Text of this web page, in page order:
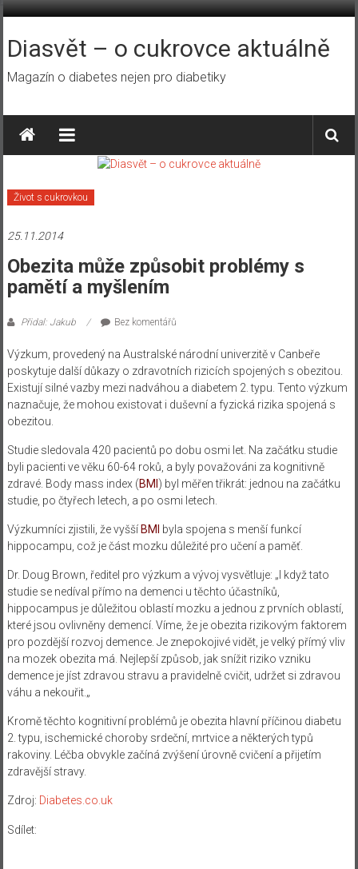
Přeskočit
obsah
Diasvět – o cukrovce aktuálně
Magazín o diabetes nejen pro diabetiky
Život s cukrovkou
25.11.2014
Obezita může způsobit problémy s
pamětí a myšlením
Přidal: Jakub Bez komentářů
Výzkum, provedený na Australské národní univerzitě v Canbeře
poskytuje další důkazy o zdravotních rizicích spojených s obezitou
Existují silnévazby mezi nadváhou a diabetem 2. typu. Tento výzkum
naznačuje, že mohou existovati duševnía fyzická rizika spojená s
obezitou
Studie sledovala 420 pacientů po dobu osmi let. Na začátku studie
byli pacienti ve věku 60-64 roků a byly považováni za kognitivně
zdravé. Body mass index (BMI ) byl měřen třikrát: jednou na začátku
studie, po čtyřech letech a po osmi letech
Výzkumníci zjistili, ževyšší BMI byla spojena s menšífunkcí
hippocampu což ječást mozku důležité pro učení a paměť.
Dr. Doug Brown , ředitel pro výzkum a vývoj vysvětluje: „ I kdyžtato
studie se nedíval přímo na demenci u těchto účastníků
hippocampus je důležitou oblastí mozku a jednou z prvních oblastí,
které jsou ovlivněny demencí. Víme, že je obezita rizikovým faktorem
pro pozdějšírozvoj demence. Je znepokojivévidět, je velký přímý vliv
na mozekobezita má. Nejlepší způsob, jak snížit riziko vzniku
demence je jíst zdravou stravu a pravidelně cvičit, udržet si zdravou
váhu a nekouřit. „
Kromětěchto kognitivní problémů je obezita hlavní příčinou diabetu
2. typu ischemické choroby srdeční, mrtvice a některých typů
rakoviny. Léčba obvykle začíná zvýšení úrovně cvičení a přijetím
zdravější stravy.
Zdroj: Diabetes.co.uk
Sdílet: